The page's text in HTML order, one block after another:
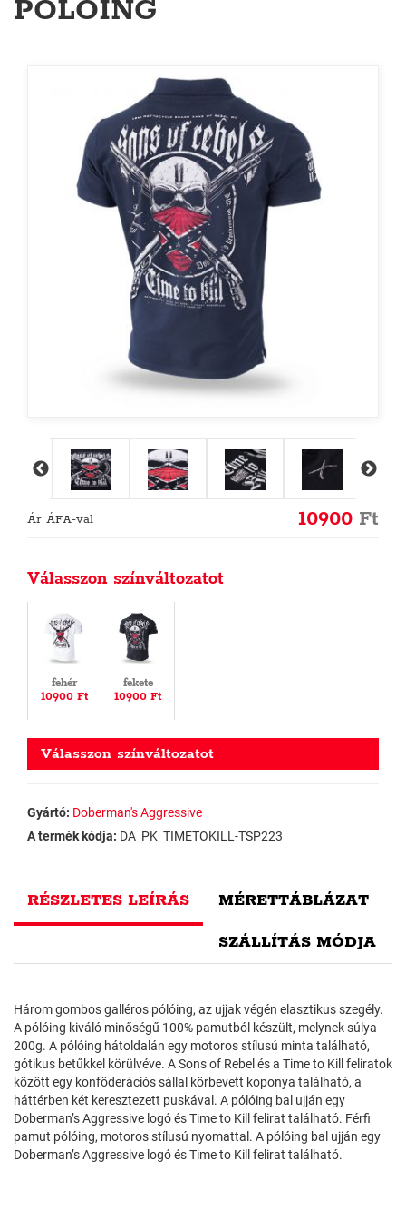
PÓLÓING
Ár ÁFA-val 10900 Ft
Válasszon színváltozatot
fehér
10900 Ft
fekete
10900 Ft
Válasszon színváltozatot
Gyártó: Doberman's Aggressive
A termék kódja: DA_PK_TIMETOKILL-TSP223
RÉSZLETES LEÍRÁS MÉRETTÁBLÁZAT
SZÁLLÍTÁS MÓDJA
Három gombos galléros pólóing, az ujjak végén elasztikus szegély.
A pólóing kiváló minőségű 100% pamutból készült, melynek súlya
200g. A pólóing hátoldalán egy motoros stílusú minta található,
gótikus betűkkel körülvéve. A Sons of Rebel és a Time to Kill feliratok
között egy konföderációs sállal körbevett koponya található, a
háttérben két keresztezett puskával. A pólóing bal ujján egy
Doberman’s Aggressive logó és Time to Kill felirat található. Férfi
pamut pólóing, motoros stílusú nyomattal. A pólóing bal ujján egy
Doberman’s Aggressive logó és Time to Kill felirat található.